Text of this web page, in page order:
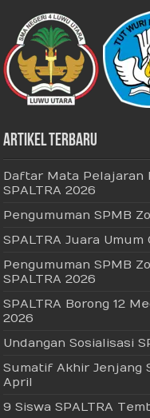
Artikel Terbaru
Daftar Mata Pelajaran
SPALTRA 2026
Pengumuman SPMB
SPALTRA Juara
Pengumuman SPMB
SPALTRA 2026
SPALTRA Borong 12
2026
Undangan Sosialisasi
Sumatif Akhir Jenjang
April
9 Siswa SPALTRA